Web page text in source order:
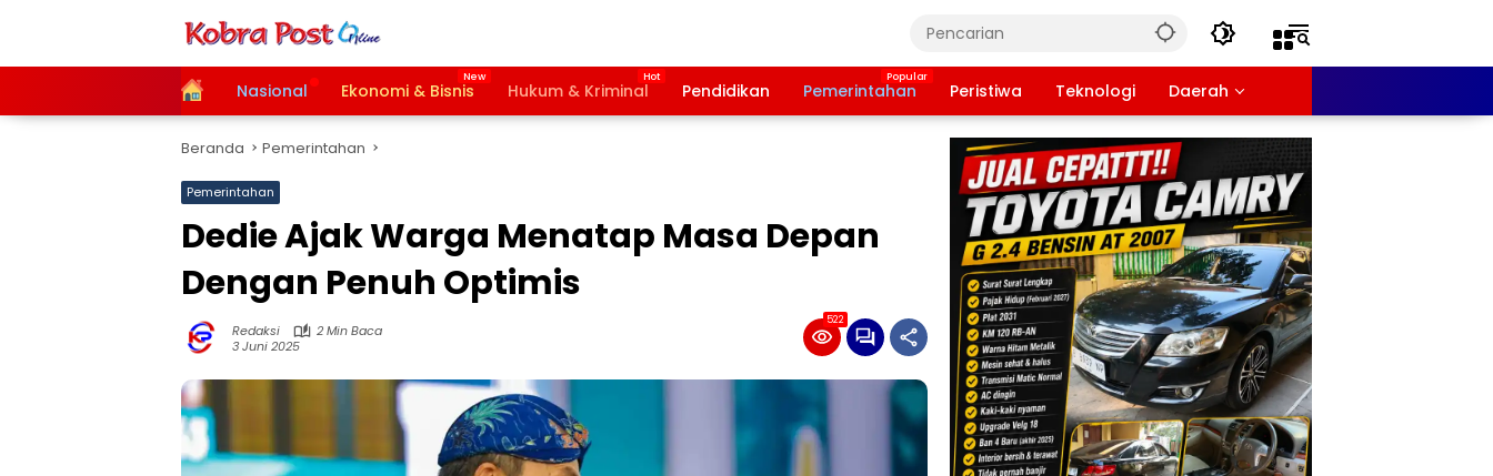
HomeNasional Ekonomi & Bisnis Hukum & Kriminal Pendidikan Pemerintahan Peristiwa Teknologi Daerah
Beranda Pemerintahan
Pemerintahan
Dedie Ajak Warga Menatap Masa Depan
Dengan Penuh Optimis
Redaksi
2 Min Baca
3 Juni 2025
522